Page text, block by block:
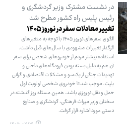
در نشست مشترک وزیر گردشگری و
رئیس پلیس راه کشور مطرح شد
تغییر معادلات سفر در نوروز ۱۴۰۵
الگوی سفرهای نوروز ۱۴۰۵ با توجه به متغیرهای
اثرگذار تغییرات مشهودی با سال‌های قبل داشت.
استفاده بیشتر مردم از خودروهای شخصی برای سفر
آن هم به دلیل بسته بودن فرودگاه‌های داخلی و
تهدیدات جنگی از یک‌سو و مشکلات اقتصادی و گرانی
بلیت، موجب شد تا خودروی شخصی اولویت اول
حمل و نقل نوروزی باشد. همین مسئله روز گذشته در
سخنان وزیر میراث فرهنگی، گردشگری و صنایع
دستی مورد اشاره قرار گرفت.